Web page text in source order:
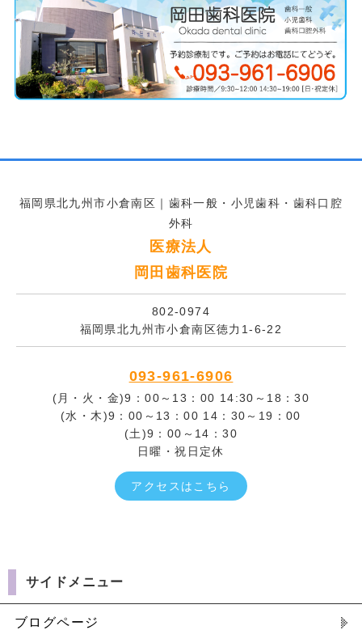
福岡県北九州市小倉南区｜歯科一般・小児歯科・歯科口腔
外科
医療法人
岡田歯科医院
802-0974
福岡県北九州市小倉南区徳力1-6-22
093-961-6906
(月・火・金)9：00～13：00 14:30～18：30
(水・木)9：00～13：00 14：30～19：00
(土)9：00～14：30
日曜・祝日定休
アクセスはこちら
サイドメニュー
ブログページ